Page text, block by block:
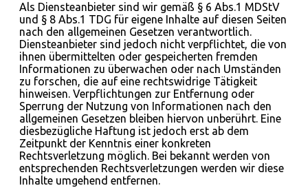
Als Diensteanbieter sind wir gemäß § 6 Abs.1 MDStV
und § 8 Abs.1 TDG für eigene Inhalte auf diesen Seiten
nach den allgemeinen Gesetzen verantwortlich.
Diensteanbieter sind jedoch nicht verpflichtet, die von
ihnen übermittelten oder gespeicherten fremden
Informationen zu überwachen oder nach Umständen
zu forschen, die auf eine rechtswidrige Tätigkeit
hinweisen. Verpflichtungen zur Entfernung oder
Sperrung der Nutzung von Informationen nach den
allgemeinen Gesetzen bleiben hiervon unberührt. Eine
diesbezügliche Haftung ist jedoch erst ab dem
Zeitpunkt der Kenntnis einer konkreten
Rechtsverletzung möglich. Bei bekannt werden von
entsprechenden Rechtsverletzungen werden wir diese
Inhalte umgehend entfernen.